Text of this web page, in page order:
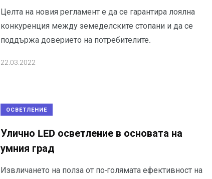
Целта на новия регламент е да се гарантира лоялна
конкуренция между земеделските стопани и да се
поддържа доверието на потребителите.
22.03.2022
ОСВЕТЛЕНИЕ
Улично LED осветление в основата на
умния град
Извличането на полза от по-голямата ефективност на